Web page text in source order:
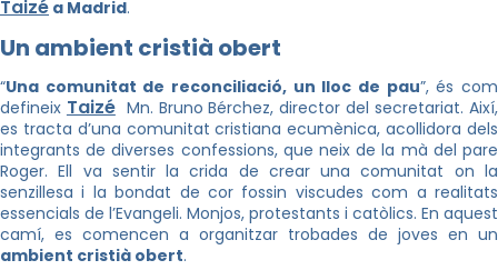
Taizé a Madrid.
Un ambient cristià obert
“Una comunitat de reconciliació, un lloc de pau”, és com
defineix TaizéMn. Bruno Bérchez, director del secretariat. Així,
es tracta d’una comunitat cristiana ecumènica, acollidora dels
integrants de diverses confessions, que neix de la mà del pare
Roger. Ell va sentir la crida de crear una comunitat on la
senzillesa i la bondat de cor fossin viscudes com a realitats
essencials de l’Evangeli. Monjos, protestants i catòlics. En aquest
camí, es comencen a organitzar trobades de joves en un
ambient cristià obert.